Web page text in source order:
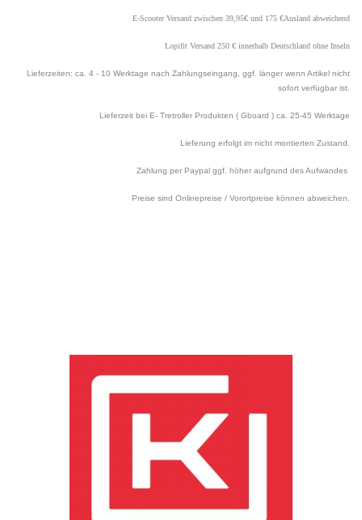
E-Scooter Versand zwischen 39,95€ und 175 €Ausland abweichend
Lopifit Versand 250 € innerhalb Deutschland ohne Inseln
Lieferzeiten: ca. 4 - 10 Werktage nach Zahlungseingang, ggf. länger wenn Artikel nicht
sofort verfügbar ist.
Lieferzeit bei E- Tretroller Produkten ( Gboard ) ca. 25-45 Werktage
Lieferung erfolgt im nicht montierten Zustand.
Zahlung per Paypal ggf. höher aufgrund des Aufwandes
Preise sind Onlinepreise / Vorortpreise können abweichen.